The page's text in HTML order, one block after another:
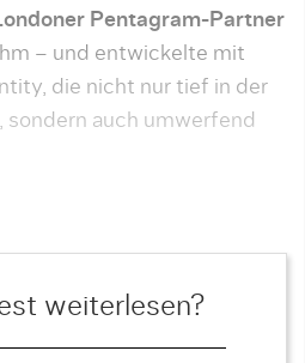
Pentagram-Partner
– und entwickelte mit
die nicht nur tief in der
sondern auch umwerfend
weiterlesen?